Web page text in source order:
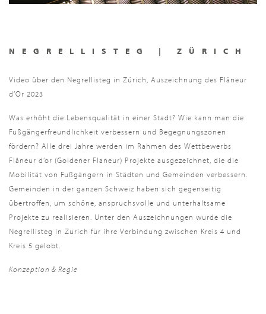
NEGRELLISTEG | ZÜRICH
Video über den Negrellisteg in Zürich, Auszeichnung des Flâneur
d’Or 2023
Was erhöht die Lebensqualität in einer Stadt? Wie kann man die
Fußgängerfreundlichkeit verbessern und Begegnungszonen
fördern? Alle drei Jahre werden im Rahmen des Wettbewerbs
Flâneur d’or (Goldener Flaneur) Projekte ausgezeichnet, die die
Mobilität von Fußgängern in Städten und Gemeinden verbessern.
Gemeinden in der ganzen Schweiz haben sich gegenseitig
übertroffen, um schöne, anspruchsvolle und unterhaltsame
Projekte zu realisieren. Unter den Auszeichnungen wurde die
Negrellisteg in Zürich für ihre Verbindung zwischen Kreis 4 und
Kreis 5 gelobt.
Konzeption & Regie